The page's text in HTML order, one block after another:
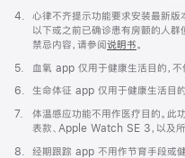
脚
4.
心律不齐提示功能要求安装最新
以下或之前已确诊患有房颤的人群
禁忌内容，请参阅说明书。
脚
5. 血氧 app 仅用于健康生活目的，不
脚
6. 生命体征 app 仅用于健康生活目的
脚
7.
体温感应功能不用作医疗目的。
表款、Apple Watch SE 3，以及
脚
8. 经期跟踪 app 不用作节育手段或健